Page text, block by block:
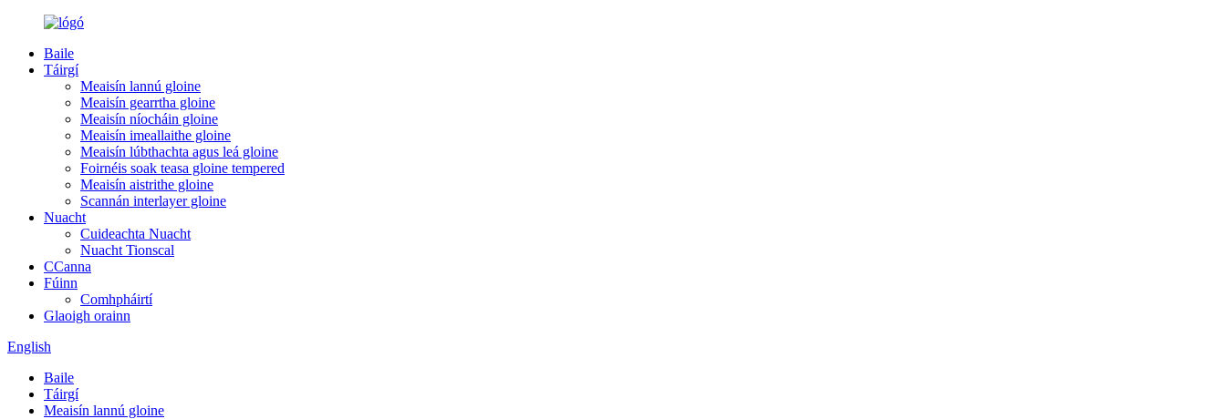
Baile
Táirgí
Meaisín lannú gloine
Meaisín gearrtha gloine
Meaisín níocháin gloine
Meaisín imeallaithe gloine
Meaisín lúbthachta agus leá gloine
Foirnéis soak teasa gloine tempered
Meaisín aistrithe gloine
Scannán interlayer gloine
Nuacht
Cuideachta Nuacht
Nuacht Tionscal
CCanna
Fúinn
Comhpháirtí
Glaoigh orainn
English
Baile
Táirgí
Meaisín lannú gloine